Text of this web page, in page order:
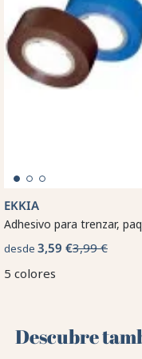
EKKIA
Adhesivo para trenzar,
desde 3,59 €3,99 €
5 colores
Descubre